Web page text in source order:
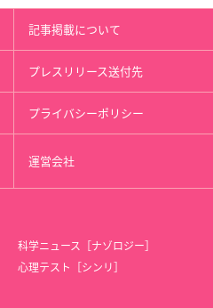
記事掲載について
プレスリリース送付先
プライバシーポリシー
運営会社
科学ニュース［ナゾロジー］
心理テスト［シンリ］